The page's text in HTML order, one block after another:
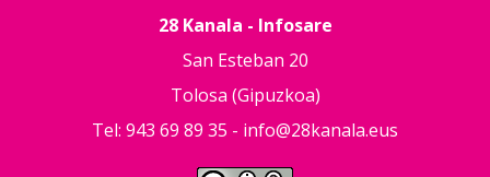
28 Kanala - Infosare
San Esteban 20
Tolosa (Gipuzkoa)
Tel: 943 69 89 35 - info@28kanala.eus